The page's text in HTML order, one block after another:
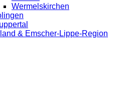
Wermelskirchen
& Emscher-Lippe-Region